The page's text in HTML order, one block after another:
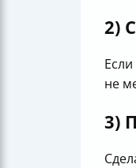
2)
не
3)